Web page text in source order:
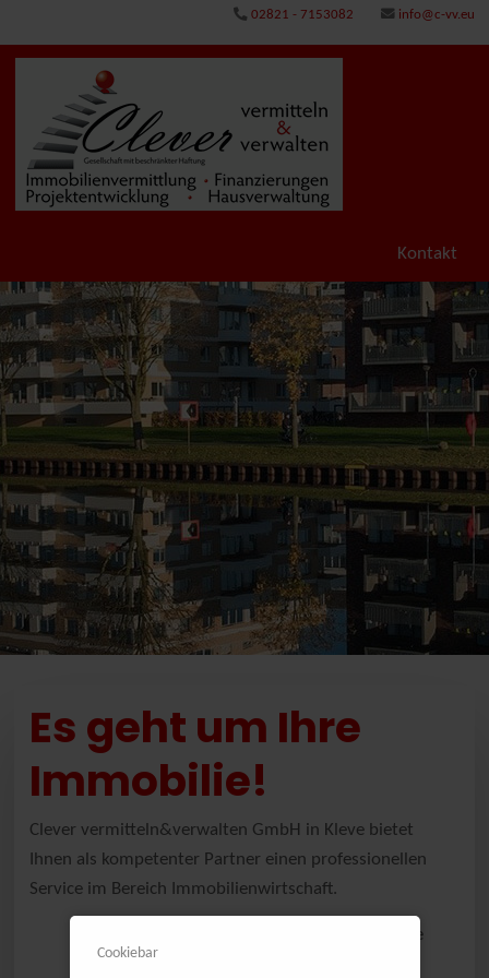
02821 - 7153082 info@c-vv.eu
Kontakt
Es geht um Ihre
Immobilie!
Clever vermitteln&verwalten GmbH in Kleve bietet
Ihnen als kompetenter Partner einen professionellen
Service im Bereich Immobilienwirtschaft.
erstellen wir eine
Cookiebar